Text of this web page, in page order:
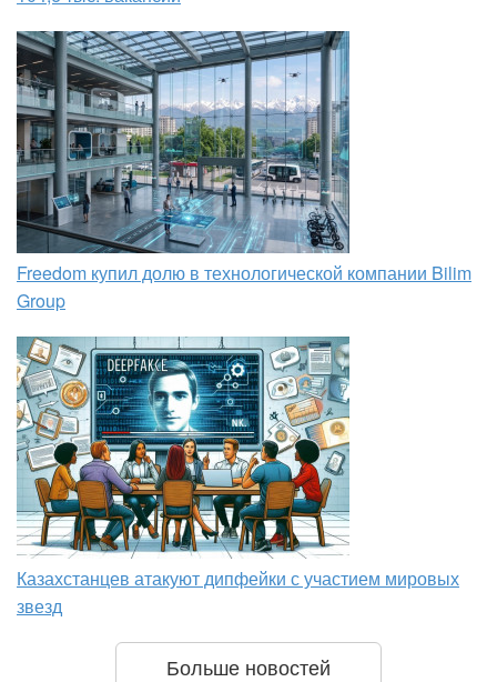
Freedom купил долю в технологической компании Bilim
Group
Казахстанцев атакуют дипфейки с участием мировых
звезд
Больше новостей